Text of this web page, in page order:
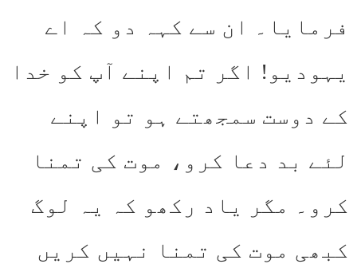
فرمایا۔ ان سے کہہ دو کہ اے
یہودیو! اگر تم اپنے آپ کو خدا
کے دوست سمجھتے ہو تو اپنے
لئے بد دعا کرو، موت کی تمنا
کرو۔ مگر یاد رکھو کہ یہ لوگ
کبھی موت کی تمنا نہیں کریں